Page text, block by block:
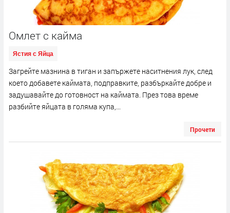
Омлет с кайма
Ястия с Яйца
Загрейте мазнина в тиган и запържете наситнения лук, след
което добавете каймата, подправките, разбъркайте добре и
задушавайте до готовност на каймата. През това време
разбийте яйцата в голяма купа,...
Прочети